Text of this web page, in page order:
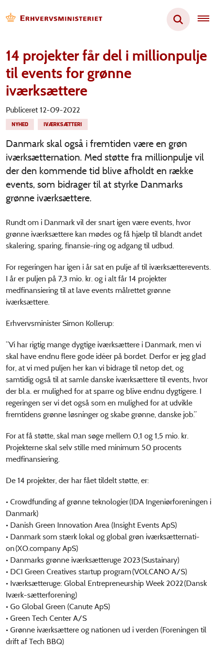
14 projekter får del i millionpulje
til events for grønne
iværksættere
Publiceret 12-09-2022
NYHED IVÆRKSÆTTERI
Danmark skal også i fremtiden være en grøn
iværksætternation. Med støtte fra millionpulje vil
der den kommende tid blive afholdt en række
events, som bidrager til at styrke Danmarks
grønne iværksættere.
Rundt om i Danmark vil der snart igen være events, hvor
grønne iværksættere kan mødes og få hjælp til blandt andet
skalering, sparing, finansie-ring og adgang til udbud.
For regeringen har igen i år sat en pulje af til iværksætterevents.
I år er puljen på 7,3 mio. kr. og i alt får 14 projekter
medfinansiering til at lave events målrettet grønne
iværksættere.
Erhvervsminister Simon Kollerup:
”Vi har rigtig mange dygtige iværksættere i Danmark, men vi
skal have endnu flere gode idéer på bordet. Derfor er jeg glad
for, at vi med puljen her kan vi bidrage til netop det, og
samtidig også til at samle danske iværksættere til events, hvor
der bl.a. er mulighed for at sparre og blive endnu dygtigere. I
regeringen ser vi det også som en mulighed for at udvikle
fremtidens grønne løsninger og skabe grønne, danske job.”
For at få støtte, skal man søge mellem 0,1 og 1,5 mio. kr.
Projekterne skal selv stille med minimum 50 procents
medfinansiering.
De 14 projekter, der har fået tildelt støtte, er:
• Crowdfunding af grønne teknologier (IDA Ingeniørforeningen i
Danmark)
• Danish Green Innovation Area (Insight Events ApS)
• Danmark som stærk lokal og global grøn iværksætternati-
on (XO.company ApS)
• Danmarks grønne iværksætteruge 2023 (Sustainary)
• DCI Green Creatives startup program (VOLCANO A/S)
• Iværksætteruge: Global Entrepreneurship Week 2022 (Dansk
Iværk-sætterforening)
• Go Global Green (Canute ApS)
• Green Tech Center A/S
• Grønne iværksættere og nationen ud i verden (Foreningen til
drift af Tech BBQ)